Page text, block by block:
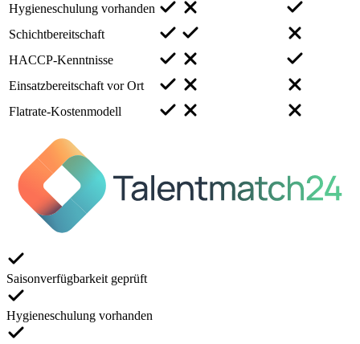
Hygieneschulung vorhanden
Schichtbereitschaft
HACCP-Kenntnisse
Einsatzbereitschaft vor Ort
Flatrate-Kostenmodell
Saisonverfügbarkeit geprüft
Hygieneschulung vorhanden